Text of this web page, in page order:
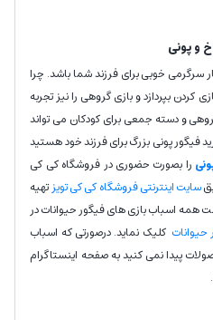
و پونی
سرگرمی خوبی برای فرزند شما باشد. چرا
کردن بپردازد و بازی گروهی را نیز تجربه
و دسته جمعی برای کودکان می تواند
فیگور پونی بزرگ برای فرزند خود هستید
را بصورت حضوری در فروشگاه کی کی
سایت اینترنتی فروشگاه کی کی تویزتهیه
اسباب بازی های فیگور حیوانات در
حیوانات کلیک نماید. درصورتی که اسباب
پیدا نمی کنید به صفحه اینستاگرام